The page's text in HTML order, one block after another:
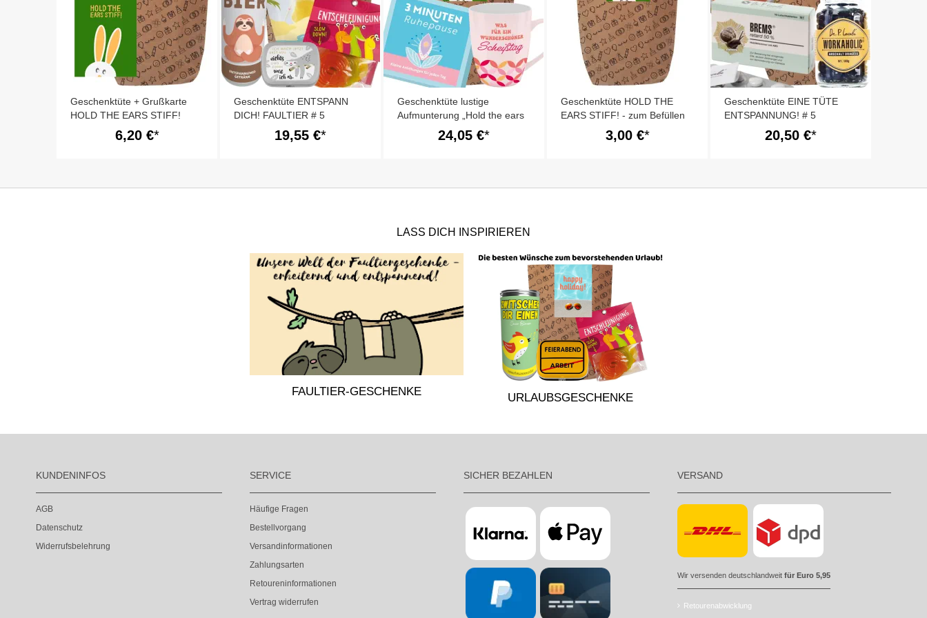
Geschenktüte + Grußkarte
HOLD THE EARS STIFF!
6,20 €
Geschenktüte ENTSPANN
DICH! FAULTIER # 5
19,55 €
Geschenktüte lustige
Aufmunterung „Hold the ears
stiff!“ (Set 2)24,05 €
Geschenktüte HOLD THE
EARS STIFF! - zum Befüllen
3,00 €
Geschenktüte EINE TÜTE
ENTSPANNUNG! # 5
20,50 €
LASS DICH INSPIRIEREN
FAULTIER-GESCHENKE URLAUBSGESCHENKE
KUNDENINFOS
AGB
Datenschutz
Widerrufsbelehrung
SERVICE
Häufige Fragen
Bestellvorgang
Versandinformationen
Zahlungsarten
Retoureninformationen
Vertrag widerrufen
SICHER BEZAHLEN VERSAND
Wir versenden deutschlandweit für Euro 5,95
Retourenabwicklung